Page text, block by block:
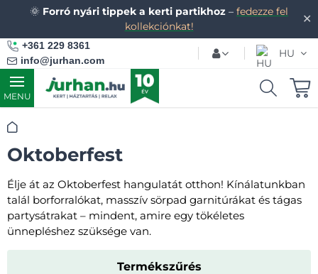
✕
🌞 Forró nyári tippek a kerti partikhoz – fedezze fel
kollekciónkat!
+361 229 8361
info@jurhan.com
HU
MENU
Kezdőlap
Oktoberfest
Élje át az Oktoberfest hangulatát otthon! Kínálatunkban
talál borforralókat, masszív sörpad garnitúrákat és tágas
partysátrakat – mindent, amire egy tökéletes
ünnepléshez szüksége van.
Termékszűrés